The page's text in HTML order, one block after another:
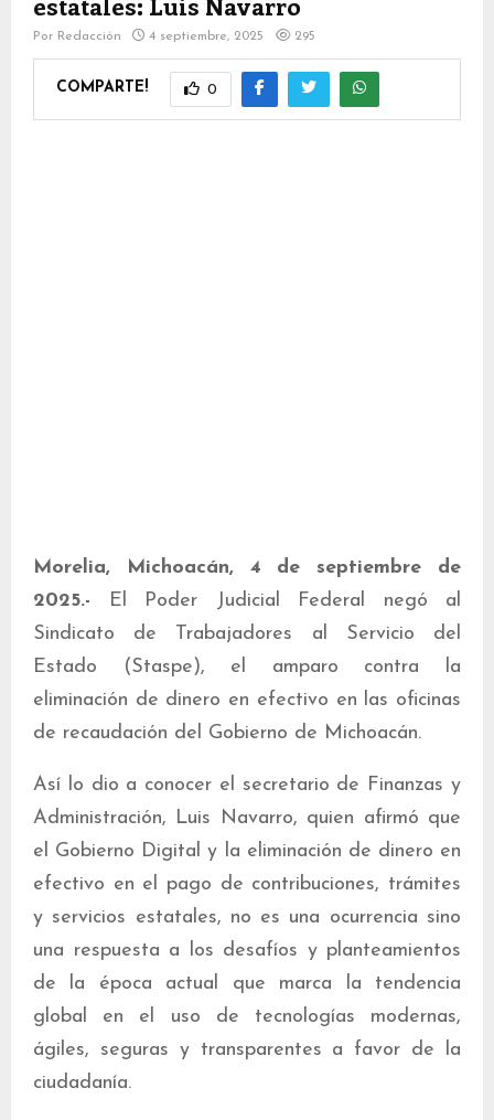
Por Redacción 4 septiembre, 2025 295
COMPARTE! 0
Morelia, Michoacán, 4 de septiembre de
2025.- El Poder Judicial Federal negó al
Sindicato de Trabajadores al Servicio del
Estado (Staspe), el amparo contra la
eliminación de dinero en efectivo en las oficinas
de recaudación del Gobierno de Michoacán.
Así lo dio a conocer el secretario de Finanzas y
Administración, Luis Navarro, quien afirmó que
el Gobierno Digital y la eliminación de dinero en
efectivo en el pago de contribuciones, trámites
y servicios estatales, no es una ocurrencia sino
una respuesta a los desafíos y planteamientos
de la época actual que marca la tendencia
global en el uso de tecnologías modernas,
ágiles, seguras y transparentes a favor de la
ciudadanía.